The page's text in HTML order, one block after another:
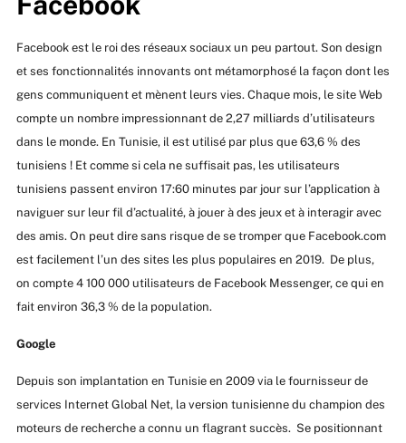
Facebook est le roi des réseaux sociaux un peu partout. Son design
et ses fonctionnalités innovants ont métamorphosé la façon dont les
gens communiquent et mènent leurs vies. Chaque mois, le site Web
compte un nombre impressionnant de 2,27 milliards d’utilisateurs
dans le monde. En Tunisie, il est utilisé par plus que 63,6 % des
tunisiens ! Et comme si cela ne suffisait pas, les utilisateurs
tunisiens passent environ 17:60 minutes par jour sur l’application à
naviguer sur leur fil d’actualité, à jouer à des jeux et à interagir avec
des amis. On peut dire sans risque de se tromper que Facebook.com
est facilement l’un des sites les plus populaires en 2019. De plus,
on compte 4 100 000 utilisateurs de Facebook Messenger, ce qui en
fait environ 36,3 % de la population.
Google
Depuis son implantation en Tunisie en 2009 via le fournisseur de
services Internet Global Net, la version tunisienne du champion des
moteurs de recherche a connu un flagrant succès. Se positionnant